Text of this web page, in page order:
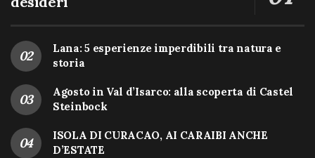
Lana: 5 esperienze imperdibili tra natura e
storia
Agosto in Val d’Isarco: alla scoperta di Castel
Steinbock
ISOLA DI CURACAO, AI CARAIBI ANCHE
D’ESTATE